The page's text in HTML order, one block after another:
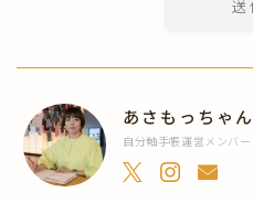
あさもっちゃん
自分軸手帳運営メンバー